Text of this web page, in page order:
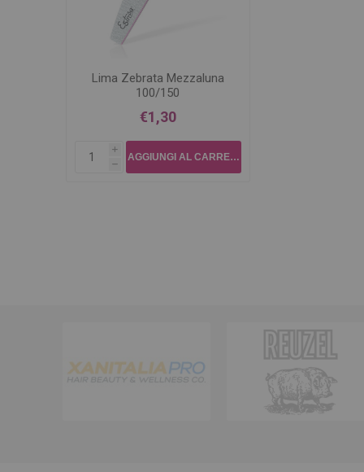
Lima Zebrata Mezzaluna
100/150
€1,30
i
h